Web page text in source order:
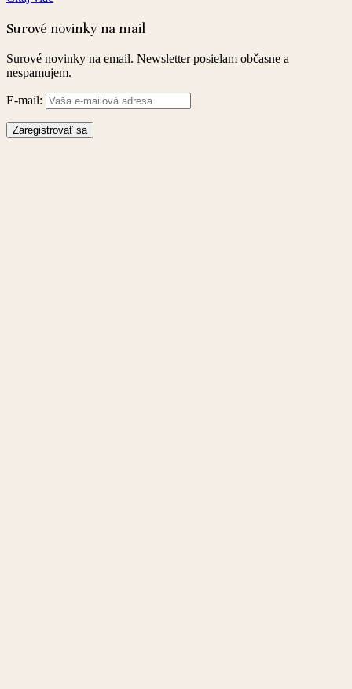
Surové novinky na mail
Surové novinky na email. Newsletter posielam občasne a
nespamujem.
E-mail: